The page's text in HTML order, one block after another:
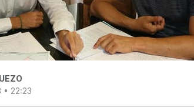
• 22:23